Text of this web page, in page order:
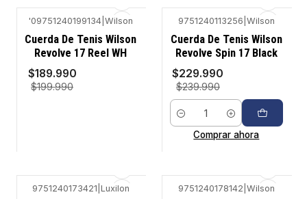
-5%
No disponible
'09751240199134 |Wilson
Cuerda De Tenis Wilson
Revolve 17 Reel WH
$189.990
$199.990
-4%
9751240113256 Wilson
Cuerda De Tenis Wilson
Revolve Spin 17 Black
$229.990
$239.990
Cantidad
Comprar ahora
9751240173421 Luxilon 9751240178142 Wilson